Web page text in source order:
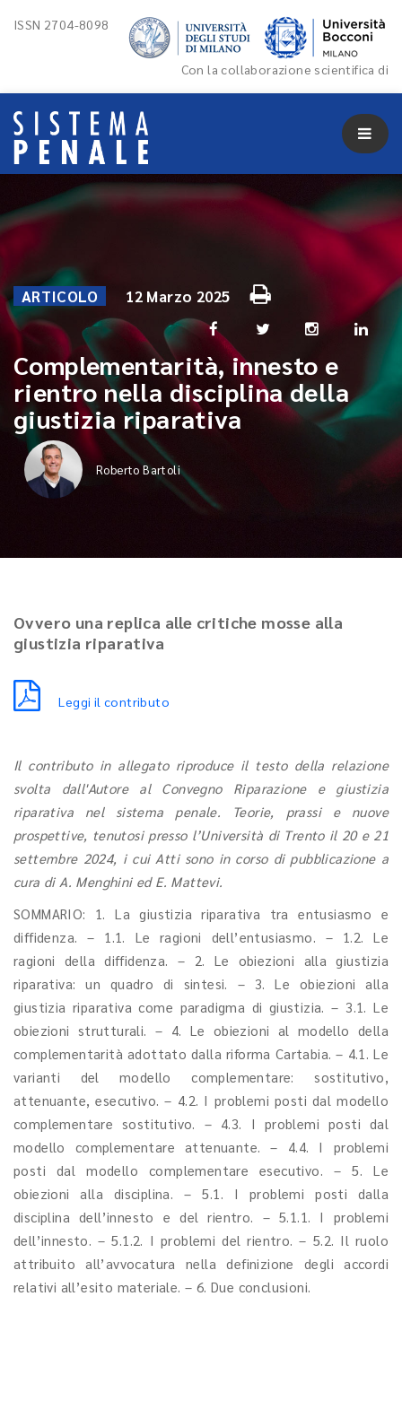
ISSN 2704-8098
Con la collaborazione scientifica di
ARTICOLO 12 Marzo 2025
Complementarità, innesto e
rientro nella disciplina della
giustizia riparativa
Roberto Bartoli
Ovvero una replica alle critiche mosse alla
giustizia riparativa
Leggi il contributo
Il contributo in allegato riproduce il testo della relazione
svolta dall'Autore al Convegno Riparazione e giustizia
riparativa nel sistema penale. Teorie, prassi e nuove
prospettive, tenutosi presso l’Università di Trento il 20 e 21
settembre 2024, i cui Atti sono in corso di pubblicazione a
cura di A. Menghini ed E. Mattevi.
SOMMARIO: 1. La giustizia riparativa tra entusiasmo e
diffidenza. – 1.1. Le ragioni dell’entusiasmo. – 1.2. Le
ragioni della diffidenza. – 2. Le obiezioni alla giustizia
riparativa: un quadro di sintesi. – 3. Le obiezioni alla
giustizia riparativa come paradigma di giustizia. – 3.1. Le
obiezioni strutturali. – 4. Le obiezioni al modello della
complementarità adottato dalla riforma Cartabia. – 4.1. Le
varianti del modello complementare: sostitutivo,
attenuante, esecutivo. – 4.2. I problemi posti dal modello
complementare sostitutivo. – 4.3. I problemi posti dal
modello complementare attenuante. – 4.4. I problemi
posti dal modello complementare esecutivo. – 5. Le
obiezioni alla disciplina. – 5.1. I problemi posti dalla
disciplina dell’innesto e del rientro. – 5.1.1. I problemi
dell’innesto. – 5.1.2. I problemi del rientro. – 5.2. Il ruolo
attribuito all’avvocatura nella definizione degli accordi
relativi all’esito materiale. – 6. Due conclusioni.